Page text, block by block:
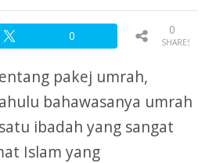
0 SHARES
0
pakej umrah,
bahawasanya umrah
ibadah yang sangat
Islam yang